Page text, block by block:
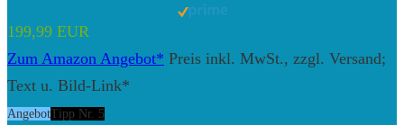
199,99 EUR
Zum Amazon Angebot* Preis inkl. MwSt., zzgl. Versand;
Text u. Bild-Link*
AngebotTipp Nr. 5